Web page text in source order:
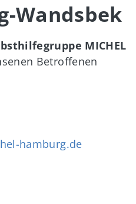
Wandsbek
MICHEL
Betroffenen
hamburg.de